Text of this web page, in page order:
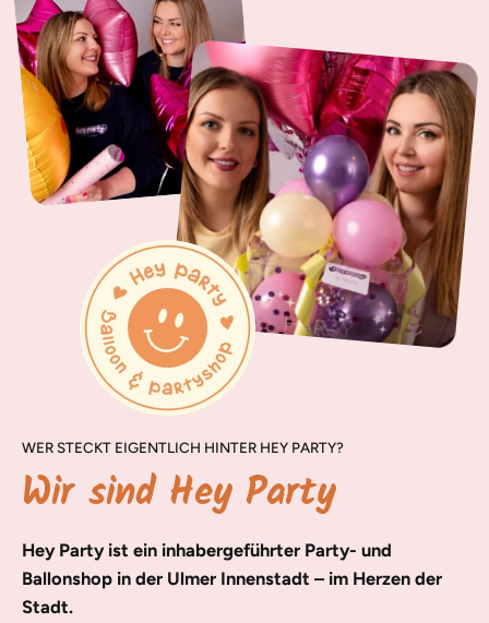
WER STECKT EIGENTLICH HINTER HEY PARTY?
Wir sind Hey Party
Hey Party ist ein inhabergeführter Party- und
Ballonshop in der Ulmer Innenstadt – im Herzen der
Stadt.